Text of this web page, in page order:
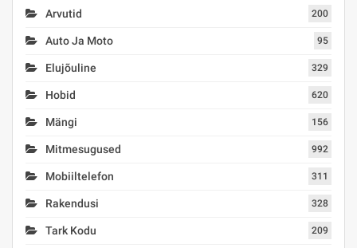
Arvutid 200
Auto Ja Moto 95
Elujõuline 329
Hobid 620
Mängi 156
Mitmesugused 992
Mobiiltelefon 311
Rakendusi 328
Tark Kodu 209